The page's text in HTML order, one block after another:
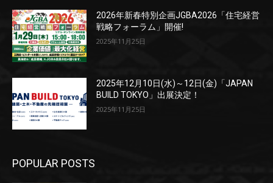
2026年新春特別企画JGBA2026「住宅経営
戦略フォーラム」開催!
2025年11月25日
2025年12月10日(水)～12日(金)「JAPAN
BUILD TOKYO」出展決定！
2025年11月25日
POPULAR POSTS